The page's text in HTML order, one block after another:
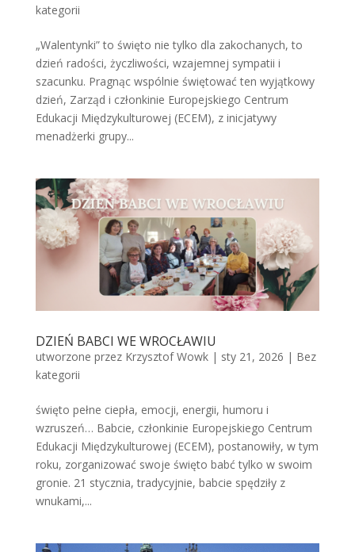
kategorii
„Walentynki” to święto nie tylko dla zakochanych, to
dzień radości, życzliwości, wzajemnej sympatii i
szacunku. Pragnąc wspólnie świętować ten wyjątkowy
dzień, Zarząd i członkinie Europejskiego Centrum
Edukacji Międzykulturowej (ECEM), z inicjatywy
menadżerki grupy...
DZIEŃ BABCI WE WROCŁAWIU
utworzone przez Krzysztof Wowk| sty 21, 2026 | Bez
kategorii
święto pełne ciepła, emocji, energii, humoru i
wzruszeń… Babcie, członkinie Europejskiego Centrum
Edukacji Międzykulturowej (ECEM), postanowiły, w tym
roku, zorganizować swoje święto babć tylko w swoim
gronie. 21 stycznia, tradycyjnie, babcie spędziły z
wnukami,...